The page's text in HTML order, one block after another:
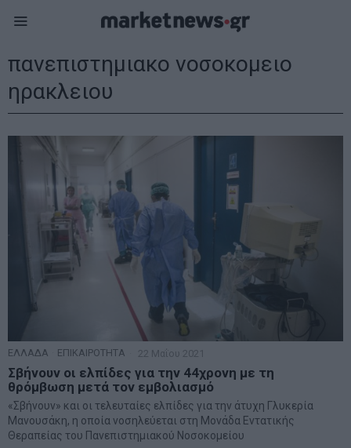
πανεπιστημιακο νοσοκομειο
ηρακλειου
ΕΛΛΑΔΑ ΕΠΙΚΑΙΡΟΤΗΤΑ 22 Μαΐου 2021
Σβήνουν οι ελπίδες για την 44χρονη με τη
θρόμβωση μετά τον εμβολιασμό
«Σβήνουν» και οι τελευταίες ελπίδες για την άτυχη Γλυκερία
Μανουσάκη, η οποία νοσηλεύεται στη Μονάδα Εντατικής
Θεραπείας του Πανεπιστημιακού Νοσοκομείου